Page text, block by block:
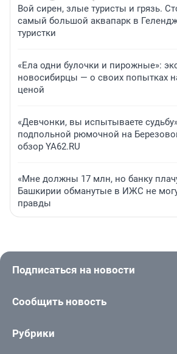
Вой сирен, злые туристы и грязь.
самый большой аквапарк в
туристки
«Ела одни булочки и пирожные»:
новосибирцы — о своих попытках
ценой
«Девчонки, вы испытываете
подпольной рюмочной на
обзор YA62.RU
«Мне должны 17 млн, но банку
Башкирии обманутые в ИЖС не
правды
Подписаться на новости
Сообщить новость
Рубрики